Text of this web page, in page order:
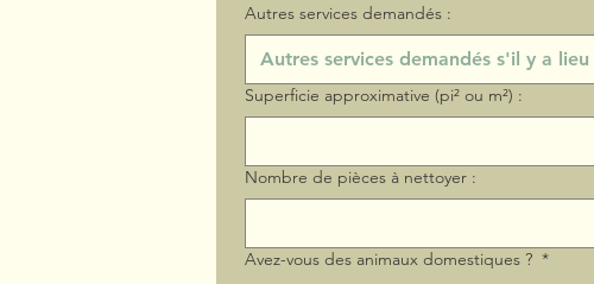
Autres services demandés :
Superficie approximative (pi² ou m²) :
Nombre de pièces à nettoyer :
Avez-vous des animaux domestiques ? *